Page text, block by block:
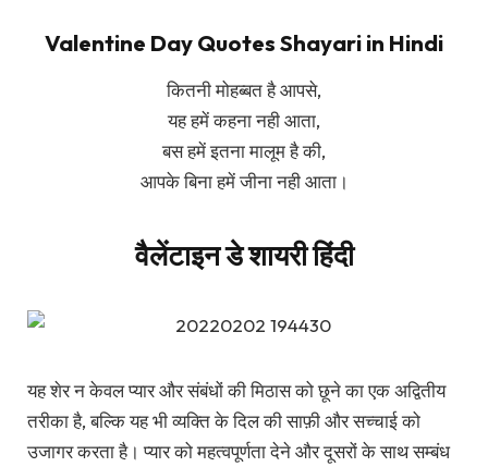
Valentine Day Quotes Shayari in Hindi
कितनी मोहब्बत है आपसे,
यह हमें कहना नही आता,
बस हमें इतना मालूम है की,
आपके बिना हमें जीना नही आता।
वैलेंटाइन डे शायरी हिंदी
यह शेर न केवल प्यार और संबंधों की मिठास को छूने का एक अद्वितीय
तरीका है, बल्कि यह भी व्यक्ति के दिल की साफ़ी और सच्चाई को
उजागर करता है। प्यार को महत्वपूर्णता देने और दूसरों के साथ सम्बंध